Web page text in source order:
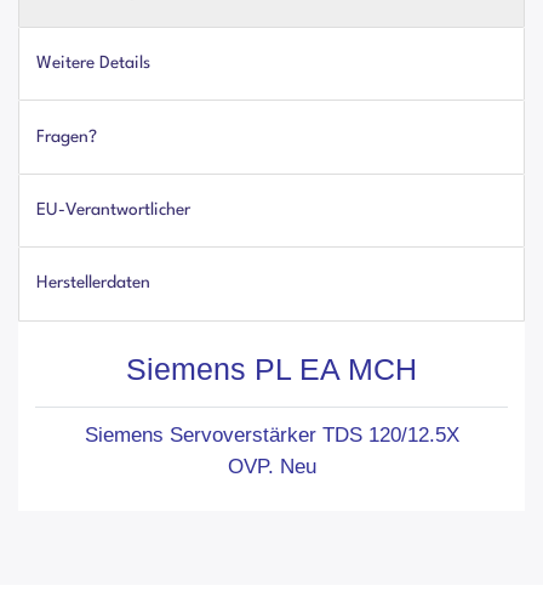
Weitere Details
Fragen?
EU-Verantwortlicher
Herstellerdaten
Siemens PL EA MCH
Siemens Servoverstärker TDS 120/12.5X
OVP. Neu